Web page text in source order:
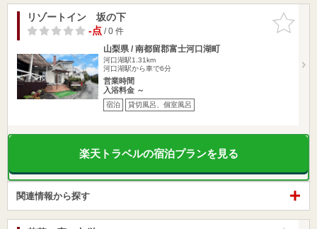
お気に入
りに追加
リゾートイン 坂の下
-点/ 0 件
山梨県 / 南都留郡富士河口湖町
河口湖駅1.31km
河口湖駅から車で6分
営業時間
入浴料金 ～
宿泊 貸切風呂、個室風呂
楽天トラベルの宿泊プランを見る
関連情報から探す